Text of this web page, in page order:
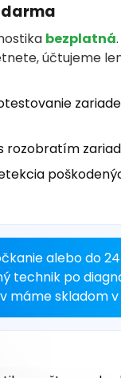
bezplatná
účtujeme
rozobratím
alebo do
technik po
máme skladom v